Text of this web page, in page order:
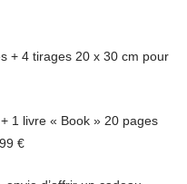
+ 4 tirages 20 x 30 cm pour
1 livre « Book » 20 pages
€